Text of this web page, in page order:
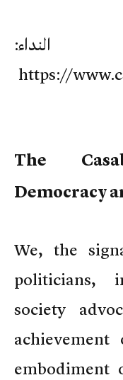
https://
The
Democracy
We, the
politicians,
society